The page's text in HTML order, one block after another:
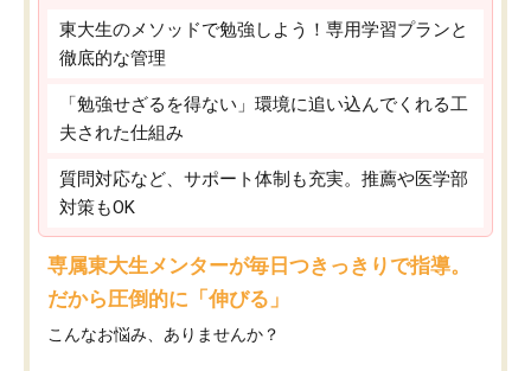
東大生のメソッドで勉強しよう！専用学習プランと
徹底的な管理
「勉強せざるを得ない」環境に追い込んでくれる工
夫された仕組み
質問対応など、サポート体制も充実。推薦や医学部
対策もOK
専属東大生メンターが毎日つきっきりで指導。
だから圧倒的に「伸びる」
こんなお悩み、ありませんか？